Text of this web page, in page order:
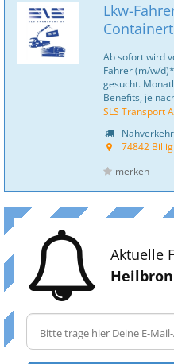
Lkw-
Ab sofort wird
Fahrer (m/w/
gesucht.
Benefits, je
SLS Transport
Nahverkehr
74842
merken
Aktuelle